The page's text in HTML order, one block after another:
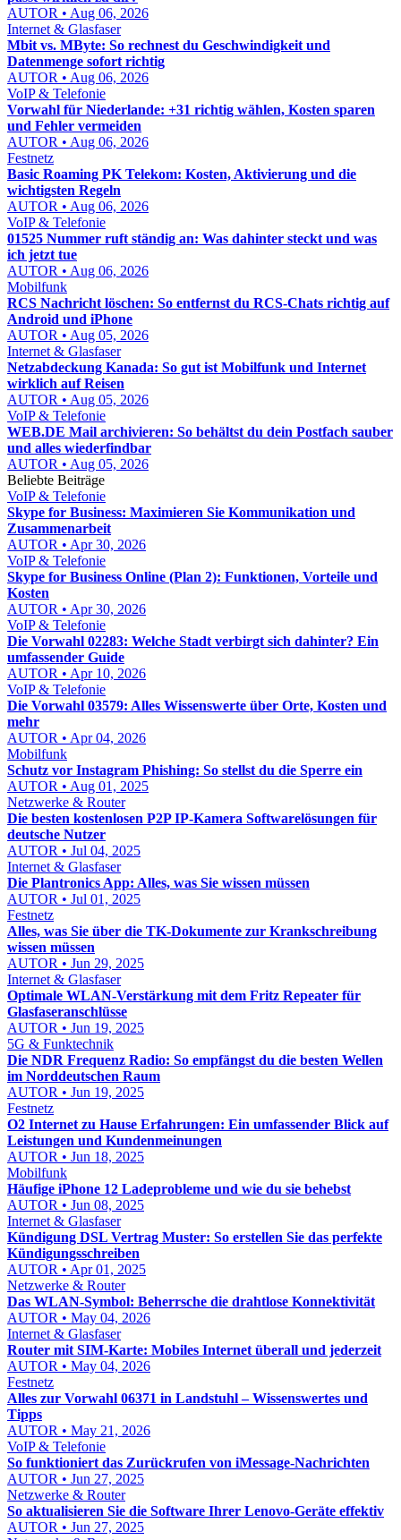
AUTOR • Aug 06, 2026
Internet & Glasfaser
Mbit vs. MByte: So rechnest du Geschwindigkeit und
Datenmenge sofort richtig
AUTOR • Aug 06, 2026
VoIP & Telefonie
Vorwahl für Niederlande: +31 richtig wählen, Kosten sparen
und Fehler vermeiden
AUTOR • Aug 06, 2026
Festnetz
Basic Roaming PK Telekom: Kosten, Aktivierung und die
wichtigsten Regeln
AUTOR • Aug 06, 2026
VoIP & Telefonie
01525 Nummer ruft ständig an: Was dahinter steckt und was
ich jetzt tue
AUTOR • Aug 06, 2026
Mobilfunk
RCS Nachricht löschen: So entfernst du RCS-Chats richtig auf
Android und iPhone
AUTOR • Aug 05, 2026
Internet & Glasfaser
Netzabdeckung Kanada: So gut ist Mobilfunk und Internet
wirklich auf Reisen
AUTOR • Aug 05, 2026
VoIP & Telefonie
WEB.DE Mail archivieren: So behältst du dein Postfach sauber
und alles wiederfindbar
AUTOR • Aug 05, 2026
Beliebte Beiträge
VoIP & Telefonie
Skype for Business: Maximieren Sie Kommunikation und
Zusammenarbeit
AUTOR • Apr 30, 2026
VoIP & Telefonie
Skype for Business Online (Plan 2): Funktionen, Vorteile und
Kosten
AUTOR • Apr 30, 2026
VoIP & Telefonie
Die Vorwahl 02283: Welche Stadt verbirgt sich dahinter? Ein
umfassender Guide
AUTOR • Apr 10, 2026
VoIP & Telefonie
Die Vorwahl 03579: Alles Wissenswerte über Orte, Kosten und
mehr
AUTOR • Apr 04, 2026
Mobilfunk
Schutz vor Instagram Phishing: So stellst du die Sperre ein
AUTOR • Aug 01, 2025
Netzwerke & Router
Die besten kostenlosen P2P IP-Kamera Softwarelösungen für
deutsche Nutzer
AUTOR • Jul 04, 2025
Internet & Glasfaser
Die Plantronics App: Alles, was Sie wissen müssen
AUTOR • Jul 01, 2025
Festnetz
Alles, was Sie über die TK-Dokumente zur Krankschreibung
wissen müssen
AUTOR • Jun 29, 2025
Internet & Glasfaser
Optimale WLAN-Verstärkung mit dem Fritz Repeater für
Glasfaseranschlüsse
AUTOR • Jun 19, 2025
5G & Funktechnik
Die NDR Frequenz Radio: So empfängst du die besten Wellen
im Norddeutschen Raum
AUTOR • Jun 19, 2025
Festnetz
O2 Internet zu Hause Erfahrungen: Ein umfassender Blick auf
Leistungen und Kundenmeinungen
AUTOR • Jun 18, 2025
Mobilfunk
Häufige iPhone 12 Ladeprobleme und wie du sie behebst
AUTOR • Jun 08, 2025
Internet & Glasfaser
Kündigung DSL Vertrag Muster: So erstellen Sie das perfekte
Kündigungsschreiben
AUTOR • Apr 01, 2025
Netzwerke & Router
Das WLAN-Symbol: Beherrsche die drahtlose Konnektivität
AUTOR • May 04, 2026
Internet & Glasfaser
Router mit SIM-Karte: Mobiles Internet überall und jederzeit
AUTOR • May 04, 2026
Festnetz
Alles zur Vorwahl 06371 in Landstuhl – Wissenswertes und
Tipps
AUTOR • May 21, 2026
VoIP & Telefonie
So funktioniert das Zurückrufen von iMessage-Nachrichten
AUTOR • Jun 27, 2025
Netzwerke & Router
So aktualisieren Sie die Software Ihrer Lenovo-Geräte effektiv
AUTOR • Jun 27, 2025